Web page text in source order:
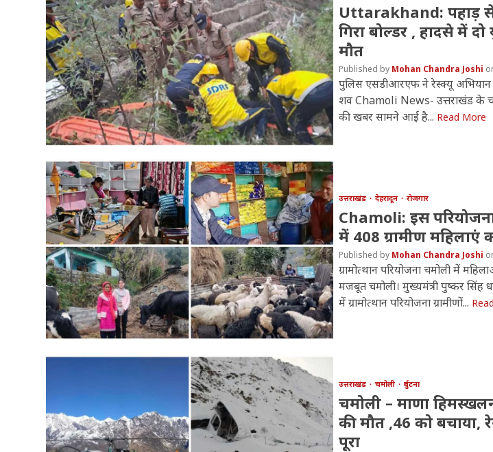
Uttarakhand: पहाड़
गिरा बोल्डर , हादसे में
मौत
Mohan Chandra Joshi
पुलिस एसडीआरएफ ने रेस्क्यू
शव Chamoli News- उत्तराखंड के
की खबर सामने आई है... Read More
उत्तराखंड देहरादून रोजगार
Chamoli: इस
में 408 ग्रामीण महिलाएं
Mohan Chandra Joshi
ग्रामोत्थान परियोजना चमोली में
मजबूत चमोली। मुख्यमंत्री पुष्कर सिंह
में ग्रामोत्थान परियोजना ग्रामीणों...
उत्तराखंड चमोली दुर्घटना
चमोली – माणा
की मौत ,46 को
पूरा